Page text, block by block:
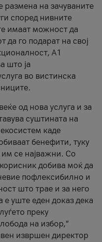
на зачуваните
според нивните
имаат можност да
да го подарат на свој
А1
што ја
во вистинска
од нова услуга и за
суштината на
каде
бенефити, туку
се најважни. Со
добива моќ да
пофлексибилно и
што трае и за него
е уште еден доказ дека
преку
на избор,“
извршен директор